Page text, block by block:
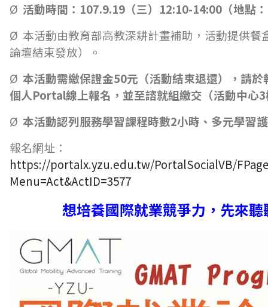
Ø 活動時間：107.9.19（三）12:10-14:00（地點
Ø 本活動由教育部高教深耕計畫補助，活動提供餐
論壇結束發放）。
Ø 本活動需繳保證金50元（活動結束退還），請
個人Portal線上報名，並至諮就組繳交（活動中心3
Ø 本活動認列服務學習課程時數2小時、多元學習
報名網址：
https://portalx.yzu.edu.tw/PortalSocialVB/
Menu=Act&ActID=3577
想培養國際就業競爭力，先來